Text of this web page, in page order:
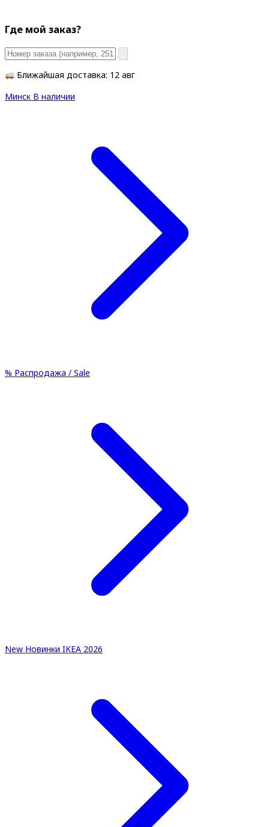
Где мой заказ?
Ближайшая доставка: 12 авг
Минск В наличии
% Распродажа / Sale
New Новинки IKEA 2026